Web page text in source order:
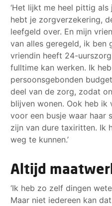
‘Het lijkt me heel pittig
hebt je zorgverzekering,
leefgeld over. En mijn
van alles geregeld, ik ben
vriendin heeft 24-
fulltime kan werken. Ik
persoonsgebonden
deel van de zorg, zodat
blijven wonen. Ook heb
voor een busje waar haar
zijn van dure taxiritten. Ik
weg te kunnen.’
Altijd
‘Ik heb zo zelf dingen
Maar niet iedereen kan